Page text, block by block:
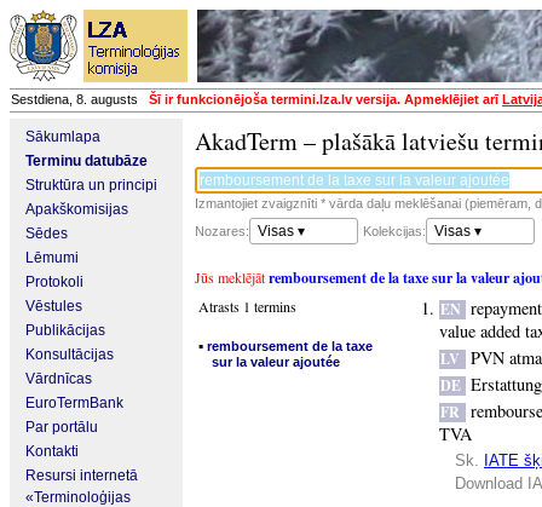
Sestdiena, 8. augusts Šī ir funkcionējoša termini.lza.lv versija. Apmeklējiet arī
Sākumlapa
Terminu datubāze
Struktūra un principi
Apakškomisijas
Sēdes
Lēmumi
Protokoli
Vēstules
Publikācijas
Konsultācijas
Vārdnīcas
EuroTermBank
Par portālu
Kontakti
Resursi internetā
«Terminoloģijas
AkadTerm – plašākā latviešu
Izmantojiet zvaigznīti * vārda daļu meklēšanai (piemēram,
Nozares:
Visas ▾ Kolekcijas: Visas ▾
Jūs meklējātremboursement de la taxe sur la valeur
Atrasts 1 termins
▪ remboursement de la taxe
sur la valeur ajoutée
EN
value added
LV PVN
DE
FR
TVA
Sk. IATE
Download